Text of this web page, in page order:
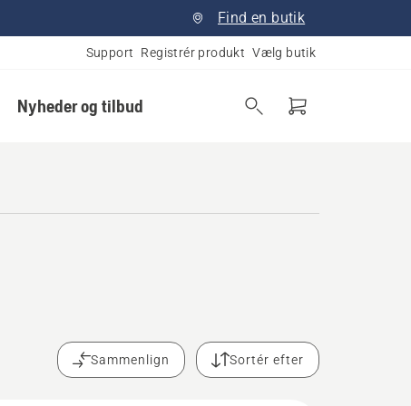
Find en butik
Support Registrér produkt Vælg butik
Nyheder og tilbud
Sammenlign Sortér efter